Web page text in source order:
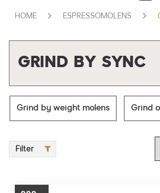
HOME ESPRESSOMOLENS
GRIND BY SYNC
Grind by weight molens Grind
Filter